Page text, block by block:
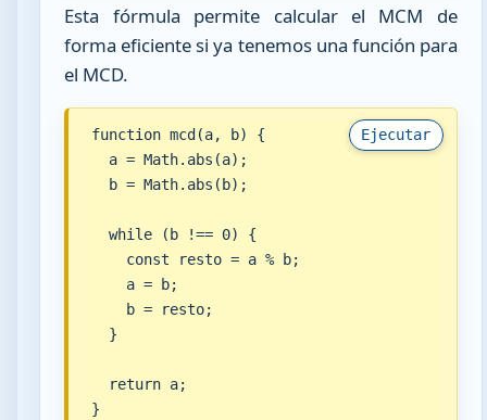
Esta fórmula permite calcular el MCM de
forma eficiente si ya tenemos una función para
el MCD.
Ejecutar
function mcd(a, b) {
  a = Math.abs(a);
  b = Math.abs(b);
  while (b !== 0) {
    const resto = a % b;
    a = b;
    b = resto;
  }
  return a;
}